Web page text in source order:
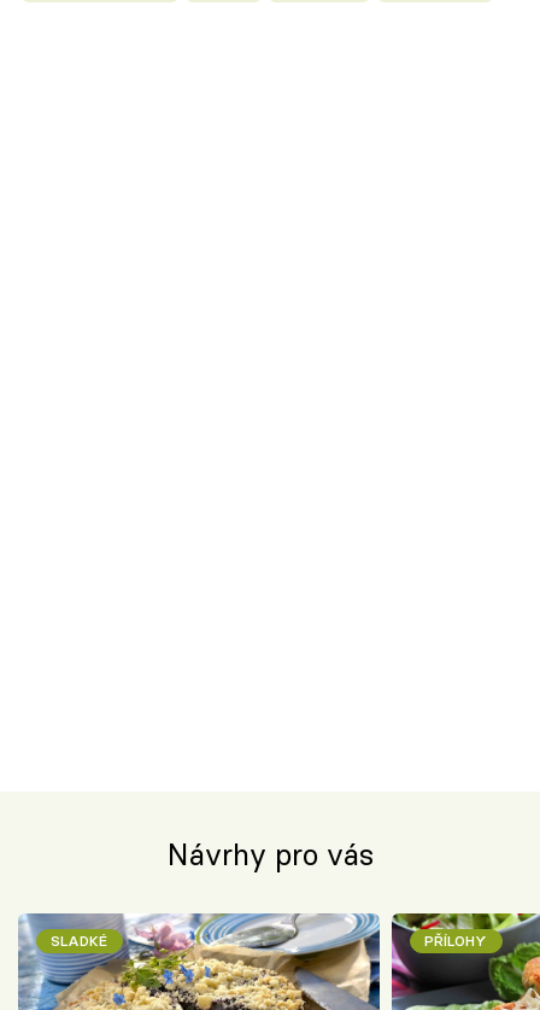
Návrhy pro vás
SLADKÉ PŘÍLOHY